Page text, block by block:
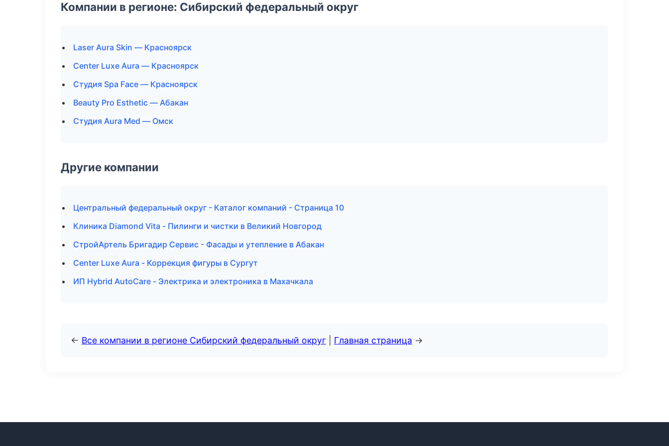
Компании в регионе: Сибирский федеральный округ
Laser Aura Skin — Красноярск
Center Luxe Aura — Красноярск
Студия Spa Face — Красноярск
Beauty Pro Esthetic — Абакан
Студия Aura Med — Омск
Другие компании
Центральный федеральный округ - Каталог компаний - Страница 10
Клиника Diamond Vita - Пилинги и чистки в Великий Новгород
СтройАртель Бригадир Сервис - Фасады и утепление в Абакан
Center Luxe Aura - Коррекция фигуры в Сургут
ИП Hybrid AutoCare - Электрика и электроника в Махачкала
← Все компании в регионе Сибирский федеральный округ Главная страница →